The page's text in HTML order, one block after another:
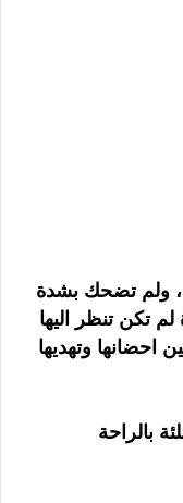
ولم تضحك بشدة
تكن تنظر اليها
احضانها وتهديها
بالراحة